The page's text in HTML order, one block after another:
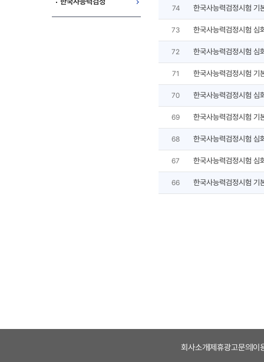
74 한국사능력검정시험 기
73 한국사능력검정시험 심
72 한국사능력검정시험 심
71 한국사능력검정시험 기
70 한국사능력검정시험 심
69 한국사능력검정시험 기
68 한국사능력검정시험 심
67 한국사능력검정시험 심
66 한국사능력검정시험 기
회사소개제휴광고문의 이